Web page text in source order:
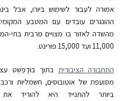
ההונגרים עובדים עם המטבע
מהשדה לאזור בו מצויים מרבית בתי-
11,000 ועד 15,000 פורינט.
התחבורה הציבורית בתוך בּוּדָפֵּשְׁט
מסועפת של אוטובוסים, חשמליות
ביותר להתנייד היא להוריד